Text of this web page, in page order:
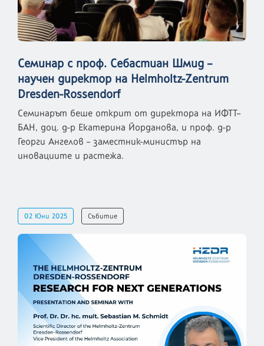
Семинар с проф. Себастиан Шмид –
научен директор на Helmholtz-Zentrum
Dresden-Rossendorf
Семинарът беше открит от директора на ИФТТ–
БАН, доц. д-р Екатерина Йорданова, и проф. д-р
Георги Ангелов – заместник-министър на
иновациите и растежа.
02 Юни 2025 Събитие